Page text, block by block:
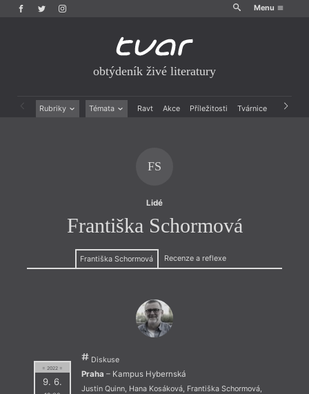
Menu
obtýdeník živé literatury
Rubriky Témata Ravt Akce Příležitosti Tvárnice Archiv
FS
Lidé
Františka Schormová
Františka Schormová Recenze a reflexe
= 2022 =
9. 6.
Diskuse
Praha – Kampus Hybernská
Justin Quinn, Hana Kosáková, Františka Schormová,